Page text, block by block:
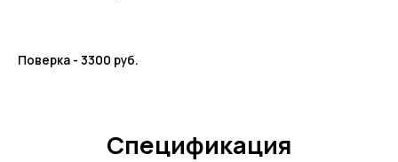
Поверка - 3300 руб.
Спецификация